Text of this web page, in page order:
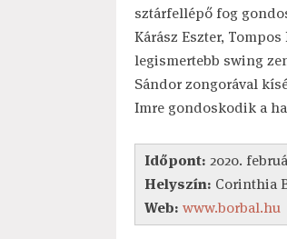
sztárfellépő fog
Kárász Eszter,
legismertebb swing
Sándor zongorával
Imre gondoskodik a
Időpont: 2020.
Helyszín: Corinthia
Web: www.borbal.hu